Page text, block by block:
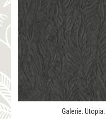
Galerie: Utopia: